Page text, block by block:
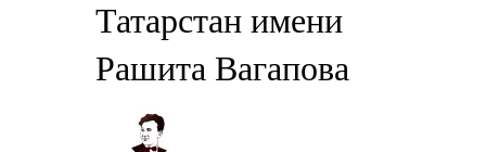
Татарстан имени
Рашита Вагапова